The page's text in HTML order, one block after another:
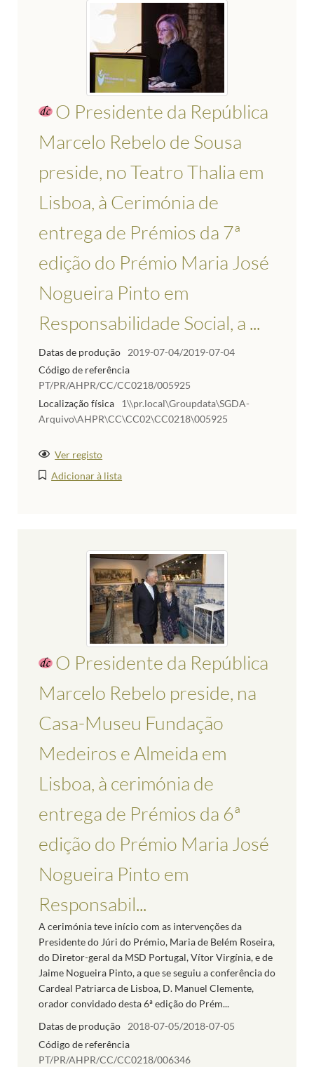
O Presidente da República
Marcelo Rebelo de Sousa
preside, no Teatro Thalia em
Lisboa, à Cerimónia de
entrega de Prémios da 7ª
edição do Prémio Maria José
Nogueira Pinto em
Responsabilidade Social, a ...
Datas de produção
2019-07-04/2019-07-04
Código de referência
PT/PR/AHPR/CC/CC0218/005925
Localização física
1\\pr.local\Groupdata\SGDA-
Arquivo\AHPR\CC\CC02\CC0218\005925
Ver registo
Adicionar à lista
O Presidente da República
Marcelo Rebelo preside, na
Casa-Museu Fundação
Medeiros e Almeida em
Lisboa, à cerimónia de
entrega de Prémios da 6ª
edição do Prémio Maria José
Nogueira Pinto em
Responsabil...
A cerimónia teve início com as intervenções da
Presidente do Júri do Prémio, Maria de Belém Roseira,
do Diretor-geral da MSD Portugal, Vítor Virgínia, e de
Jaime Nogueira Pinto, a que se seguiu a conferência do
Cardeal Patriarca de Lisboa, D. Manuel Clemente,
orador convidado desta 6ª edição do Prém...
Datas de produção
2018-07-05/2018-07-05
Código de referência
PT/PR/AHPR/CC/CC0218/006346